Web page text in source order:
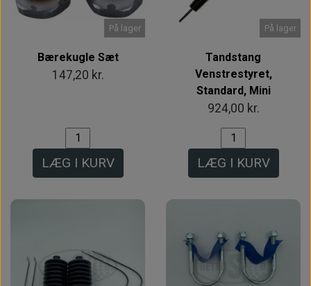
På lager
Bærekugle Sæt
147,20 kr.
LÆG I KURV
På lager
Tandstang
Venstrestyret,
Standard, Mini
924,00 kr.
LÆG I KURV